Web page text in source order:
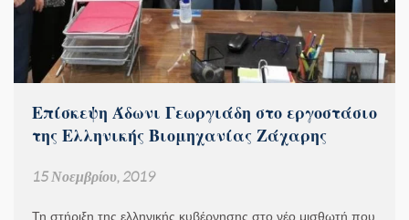
Επίσκεψη Άδωνι Γεωργιάδη στο εργοστάσιο
της Ελληνικής Βιομηχανίας Ζάχαρης
15 Νοεμβρίου, 2019
Τη στήριξη της ελληνικής κυβέρνησης στο νέο μισθωτή που